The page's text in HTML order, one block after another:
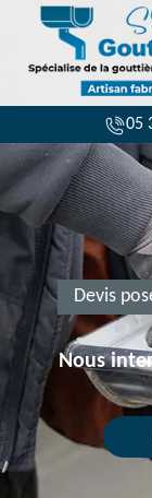
05
Devis
Nous